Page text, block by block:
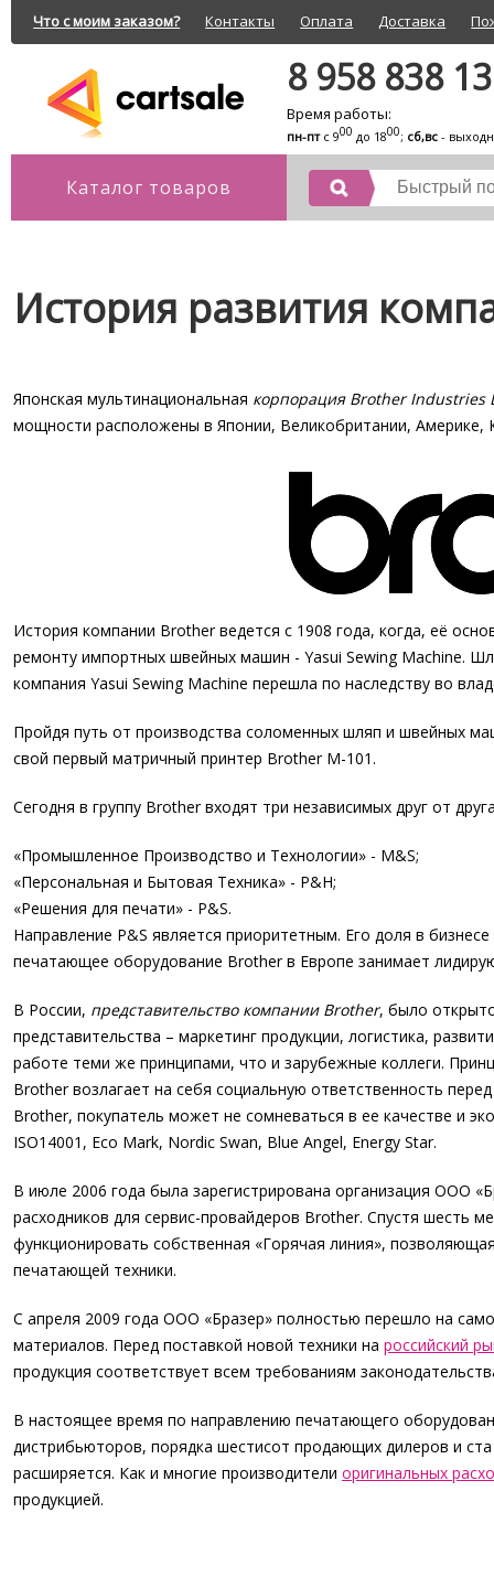
Что с моим заказом? Контакты Оплата Доставка
8 958 838
Время работы:
пн-птс 900 до 1800; сб,вс -
Каталог товаров
История развития
Японская мультинациональная корпорация Brother Industries
мощности расположены в Японии, Великобритании,
История компании Brother ведется с 1908 года, когда, её
ремонту импортных швейных машин - Yasui Sewing Machine.
компания Yasui Sewing Machine перешла по наследству во
Пройдя путь от производства соломенных шляп и швейных
свой первый матричный принтер Brother М-101.
Сегодня в группу Brother входят три независимых друг от
«Промышленное Производство и Технологии» - M&S;
«Персональная и Бытовая Техника» - P&H;
«Решения для печати» - P&S.
Направление P&S является приоритетным. Его доля в
печатающее оборудование Brother в Европе занимает
В России, представительство компании Brother, было
представительства – маркетинг продукции, логистика,
работе теми же принципами, что и зарубежные коллеги.
Brother возлагает на себя социальную ответственность
Brother, покупатель может не сомневаться в ее качестве и
ISO14001, Eco Mark, Nordic Swan, Blue Angel, Energy Star.
В июле 2006 года была зарегистрирована организация ООО
расходников для сервис-провайдеров Brother. Спустя шесть
функционировать собственная «Горячая линия»,
печатающей техники.
С апреля 2009 года ООО «Бразер» полностью перешло на
материалов. Перед поставкой новой техники на российский
продукция соответствует всем требованиям
В настоящее время по направлению печатающего
дистрибьюторов, порядка шестисот продающих дилеров и
расширяется. Как и многие производители оригинальных
продукцией.